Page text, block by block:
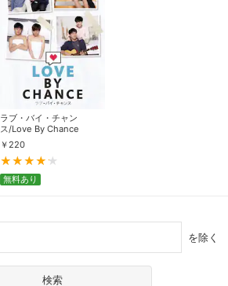
ラブ・バイ・チャン
ス/Love By Chance
￥ 220
無料あり
を除く